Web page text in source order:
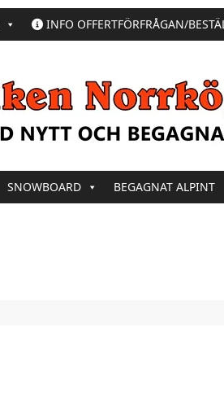
INFO OFFERTFÖRFRÅGAN/
SNOWBOARD BEGAGNAT ALPINT